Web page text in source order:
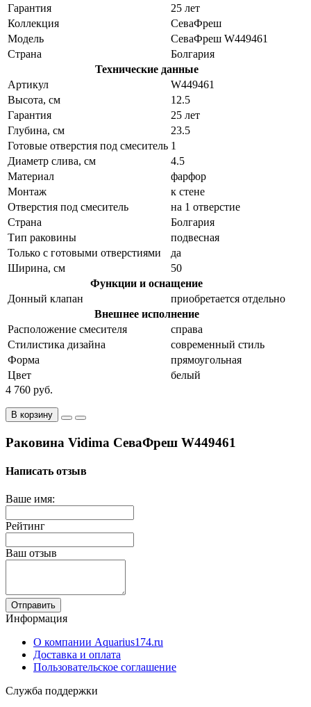
Гарантия
25 лет
Коллекция
СеваФреш
Модель
СеваФреш W449461
Страна
Болгария
Технические данные
Артикул
W449461
Высота, см
12.5
Гарантия
25 лет
Глубина, см
23.5
Готовые отверстия под смеситель 1
Диаметр слива, см
4.5
Материал
фарфор
Монтаж
к стене
Отверстия под смеситель
на 1 отверстие
Страна
Болгария
Тип раковины
подвесная
Только с готовыми отверстиями
да
Ширина, см
50
Функции и оснащение
Донный клапан
приобретается отдельно
Внешнее исполнение
Расположение смесителя
справа
Стилистика дизайна
современный стиль
Форма
прямоугольная
Цвет
белый
4 760 руб.
В корзину
Раковина Vidima СеваФреш W449461
Написать отзыв
Ваше имя:
Рейтинг
Ваш отзыв
Отправить
Информация
О компании Aquarius174.ru
Доставка и оплата
Пользовательское соглашение
Служба поддержки